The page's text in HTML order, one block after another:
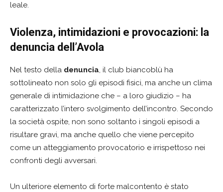
leale.
Violenza, intimidazioni e provocazioni: la
denuncia dell’Avola
Nel testo della denuncia, il club biancoblù ha
sottolineato non solo gli episodi fisici, ma anche un clima
generale di intimidazione che – a loro giudizio – ha
caratterizzato l’intero svolgimento dell’incontro. Secondo
la società ospite, non sono soltanto i singoli episodi a
risultare gravi, ma anche quello che viene percepito
come un atteggiamento provocatorio e irrispettoso nei
confronti degli avversari.
Un ulteriore elemento di forte malcontento è stato